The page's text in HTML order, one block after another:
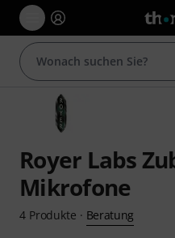
Royer Labs
Mikrofone
4 Produkte · Beratung